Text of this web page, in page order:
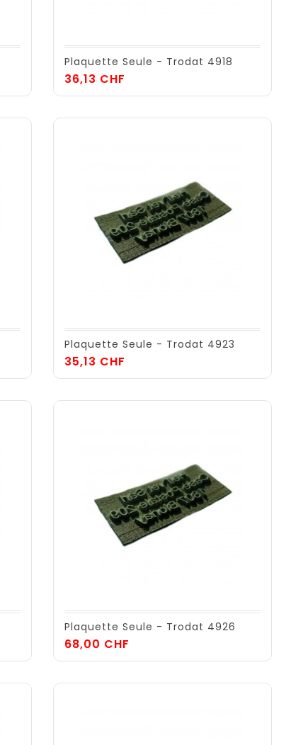
Plaquette Seule - Trodat 4918
36,13 CHF
Plaquette Seule - Trodat 4923
35,13 CHF
Plaquette Seule - Trodat 4926
68,00 CHF